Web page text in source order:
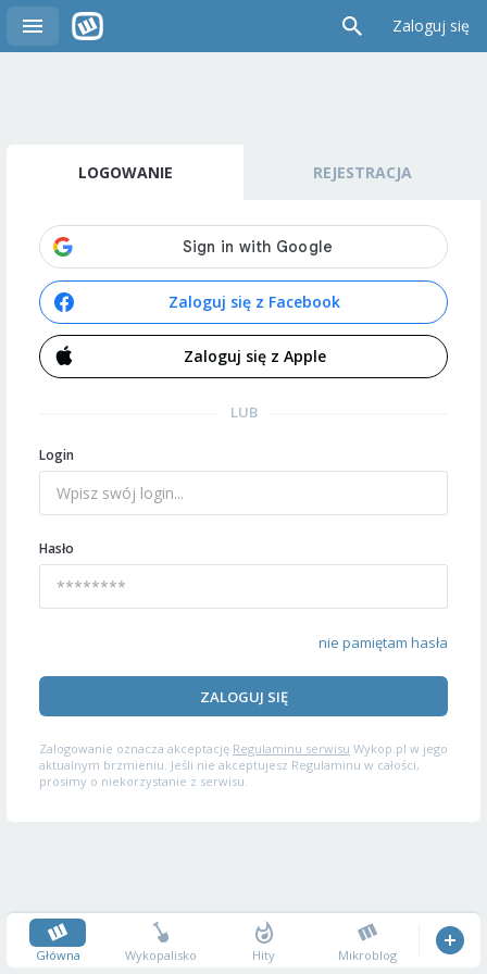
Zaloguj się
LOGOWANIE REJESTRACJA
Zaloguj się z Facebook
Zaloguj się z Apple
LUB
Login
Hasło
nie pamiętam hasła
ZALOGUJ SIĘ
Zalogowanie oznacza akceptację Regulaminu serwisu Wykop.pl w jego
aktualnym brzmieniu. Jeśli nie akceptujesz Regulaminu w całości,
prosimy o niekorzystanie z serwisu.
Główna Wykopalisko Hity Mikroblog